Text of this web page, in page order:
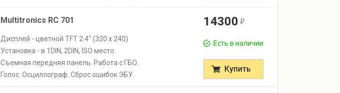
Multitronics RC 701
Дисплей - цветной TFT 2.4" (320 х 240)
Установка - в 1DIN, 2DIN, ISO место.
Съемная передняя панель. Работа с ГБО.
Голос. Осциллограф. Сброс ошибок ЭБУ.
14300 r
Есть в наличии
Купить